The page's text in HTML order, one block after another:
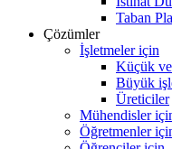
Taban
Çözümler
İşletmeler için
Küçük
Büyük
Üreticiler
Mühendisler
Öğretmenler